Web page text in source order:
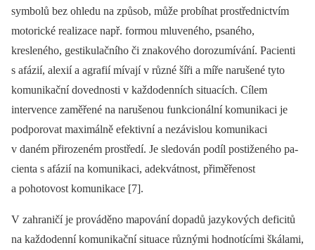
symbolů bez ohledu na způsob, může probíhat prostřednictvím
motorické realizace např. formou mluveného, psaného,
kresleného, gestikulačního či znakového dorozumívání. Pa­cienti
s afázií, alexií a agrafií mívají v různé šíři a míře narušené tyto
komunikační dovednosti v každodenních situacích. Cílem
intervence zaměřené na narušenou funkcionální komunikaci je
podporovat maximálně efektivní a nezávislou komunikaci
v daném přirozeném prostředí. Je sledován podíl postiženého pa­
cienta s afázií na komunikaci, adekvátnost, přiměřenost
a pohotovost komunikace [7].
V zahraničí je prováděno mapování dopadů jazykových deficitů
na každodenní komunikační situace různými hodnotícími škálami,